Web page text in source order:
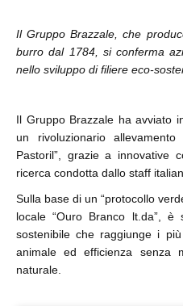
Il Gruppo Brazzale, che
burro dal 1784, si conferma
nello sviluppo di filiere eco-
Il Gruppo Brazzale ha avviato
un rivoluzionario
Pastoril”, grazie a innovative
ricerca condotta dallo staff
Sulla base di un “protocollo
locale “Ouro Branco lt.da”,
sostenibile che raggiunge i
animale ed efficienza senza
naturale.